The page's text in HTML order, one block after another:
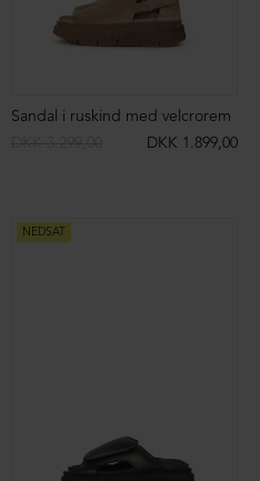
Sandal i ruskind med velcrorem
DKK 1.899,00
NEDSAT